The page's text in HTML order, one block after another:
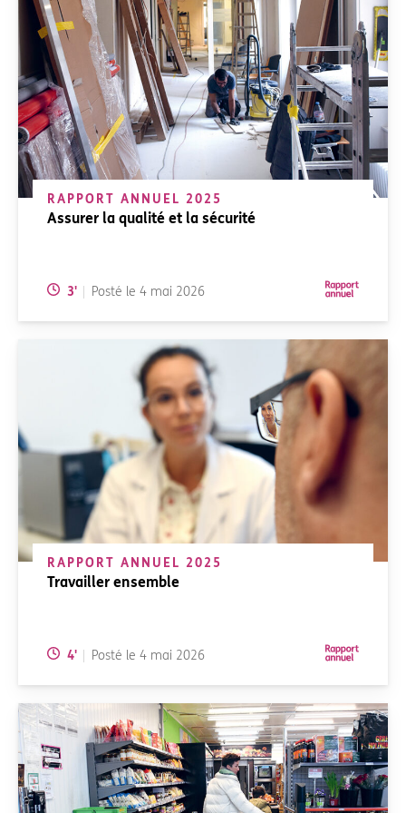
RAPPORT ANNUEL 2025
Assurer la qualité et la sécurité
Temps de lecture:
3' Posté le 4 mai 2026
RAPPORT ANNUEL 2025
Travailler ensemble
Temps de lecture:
4' Posté le 4 mai 2026